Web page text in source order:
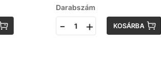
Darabszám
- + KOSÁRBA